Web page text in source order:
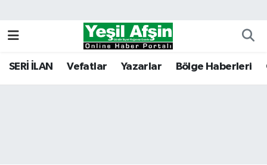
SERİ İLAN Vefatlar Yazarlar Bölge Haberleri
Kahramanmaraş Nöbetçi Eczaneler